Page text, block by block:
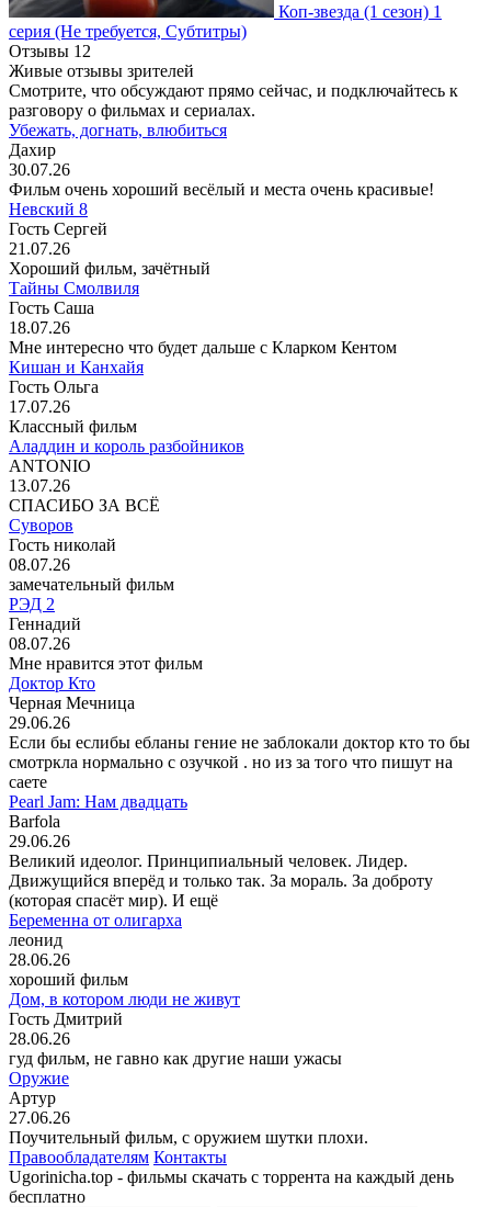
Коп-звезда (1 сезон) 1
серия (Не требуется, Субтитры)
Отзывы 12
Живые отзывы зрителей
Смотрите, что обсуждают прямо сейчас, и подключайтесь к
разговору о фильмах и сериалах.
Убежать, догнать, влюбиться
Дахир
30.07.26
Фильм очень хороший весёлый и места очень красивые!
Невский 8
Гость Сергей
21.07.26
Хороший фильм, зачётный
Тайны Смолвиля
Гость Саша
18.07.26
Мне интересно что будет дальше с Кларком Кентом
Кишан и Канхайя
Гость Ольга
17.07.26
Классный фильм
Аладдин и король разбойников
ANTONIO
13.07.26
СПАСИБО ЗА ВСЁ
Суворов
Гость николай
08.07.26
замечательный фильм
РЭД 2
Геннадий
08.07.26
Мне нравится этот фильм
Доктор Кто
Черная Мечница
29.06.26
Если бы еслибы ебланы гение не заблокали доктор кто то бы
смотркла нормально с озучкой . но из за того что пишут на
саете
Pearl Jam: Нам двадцать
Barfola
29.06.26
Великий идеолог. Принципиальный человек. Лидер.
Движущийся вперёд и только так. За мораль. За доброту
(которая спасёт мир). И ещё
Беременна от олигарха
леонид
28.06.26
хороший фильм
Дом, в котором люди не живут
Гость Дмитрий
28.06.26
гуд фильм, не гавно как другие наши ужасы
Оружие
Артур
27.06.26
Поучительный фильм, с оружием шутки плохи.
Правообладателям Контакты
Ugorinicha.top - фильмы скачать с торрента на каждый день
бесплатно